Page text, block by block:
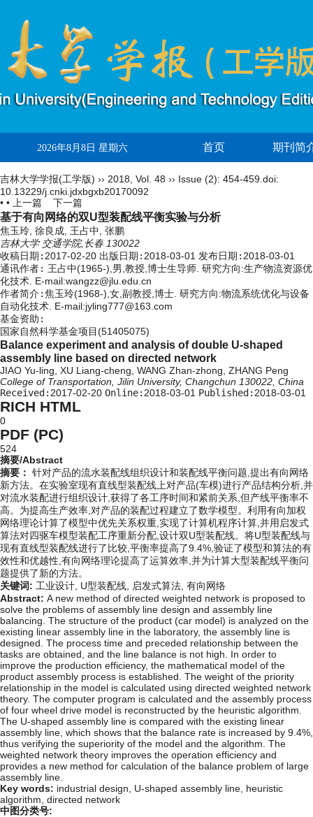
2026年8月8日 星期六 首页 期刊简
吉林大学学报(工学版) ›› 2018 Vol. 48 ›› Issue (2): 454-459. doi:
10.13229/j.cnki.jdxbgxb20170092
• •
上一篇 下一篇
基于有向网络的双U型装配线平衡实验与分析
焦玉玲, 徐良成, 王占中, 张鹏
吉林大学 交通学院,长春 130022
收稿日期: 2017-02-20 出版日期: 2018-03-01 发布日期: 2018-03-01
通讯作者: 王占中(1965-),男,教授,博士生导师. 研究方向:生产物流资源优
化技术. E-mail:wangzz@jlu.edu.cn
作者简介:焦玉玲(1968-),女,副教授,博士. 研究方向:物流系统优化与设备
自动化技术. E-mail:jyling777@163.com
基金资助:
国家自然科学基金项目(51405075)
Balance experiment and analysis of double U-shaped
assembly line based on directed network
JIAO Yu-ling, XU Liang-cheng, WANG Zhan-zhong, ZHANG Peng
College of Transportation, Jilin University, Changchun 130022, China
Received: 2017-02-20 Online: 2018-03-01 Published: 2018-03-01
RICH HTML
0
PDF (PC)
524
摘要/Abstract
摘要： 针对产品的流水装配线组织设计和装配线平衡问题,提出有向网络
新方法。在实验室现有直线型装配线上对产品(车模)进行产品结构分析,并
对流水装配进行组织设计,获得了各工序时间和紧前关系,但产线平衡率不
高。为提高生产效率,对产品的装配过程建立了数学模型。利用有向加权
网络理论计算了模型中优先关系权重,实现了计算机程序计算,并用启发式
算法对四驱车模型装配工序重新分配,设计双U型装配线。将U型装配线与
现有直线型装配线进行了比较,平衡率提高了9.4%,验证了模型和算法的有
效性和优越性,有向网络理论提高了运算效率,并为计算大型装配线平衡问
题提供了新的方法。
关键词: 工业设计, U型装配线, 启发式算法, 有向网络
Abstract: A new method of directed weighted network is proposed to
solve the problems of assembly line design and assembly line
balancing. The structure of the product (car model) is analyzed on the
existing linear assembly line in the laboratory, the assembly line is
designed. The process time and preceded relationship between the
tasks are obtained, and the line balance is not high. In order to
improve the production efficiency, the mathematical model of the
product assembly process is established. The weight of the priority
relationship in the model is calculated using directed weighted network
theory. The computer program is calculated and the assembly process
of four wheel drive model is reconstructed by the heuristic algorithm.
The U-shaped assembly line is compared with the existing linear
assembly line, which shows that the balance rate is increased by 9.4%,
thus verifying the superiority of the model and the algorithm. The
weighted network theory improves the operation efficiency and
provides a new method for calculation of the balance problem of large
assembly line.
Key words: industrial design, U-shaped assembly line, heuristic
algorithm, directed network
中图分类号: